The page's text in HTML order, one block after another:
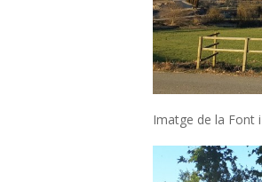
L
–
M
A
Imatge de la Font